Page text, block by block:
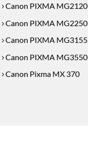
Canon PIXMA MG2120
Canon PIXMA MG2250
Canon PIXMA MG3155
Canon PIXMA MG3550
Canon Pixma MX 370